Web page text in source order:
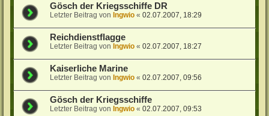
Gösch der Kriegsschiffe DR
Letzter Beitrag vonIngwio «02.07.2007, 18:29
Reichdienstflagge
Letzter Beitrag vonIngwio «02.07.2007, 18:27
Kaiserliche Marine
Letzter Beitrag vonIngwio «02.07.2007, 09:56
Gösch der Kriegsschiffe
Letzter Beitrag vonIngwio «02.07.2007, 09:53